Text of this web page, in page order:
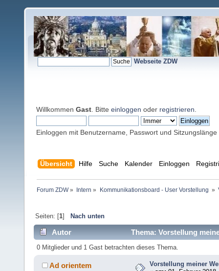
Webseite ZDW
Willkommen Gast . Bitte einloggen oder registrieren
Einloggen mit Benutzername, Passwort und Sitzungslänge
Übersicht Hilfe Suche Kalender Einloggen
Forum ZDW» Intern » Kommunikationsboard - User Vorstellung »
Seiten: [1] Nach unten
Autor Thema: Vorstellung
0 Mitglieder und 1 Gast betrachten dieses Thema.
Ad orientem
Vorstellung meiner